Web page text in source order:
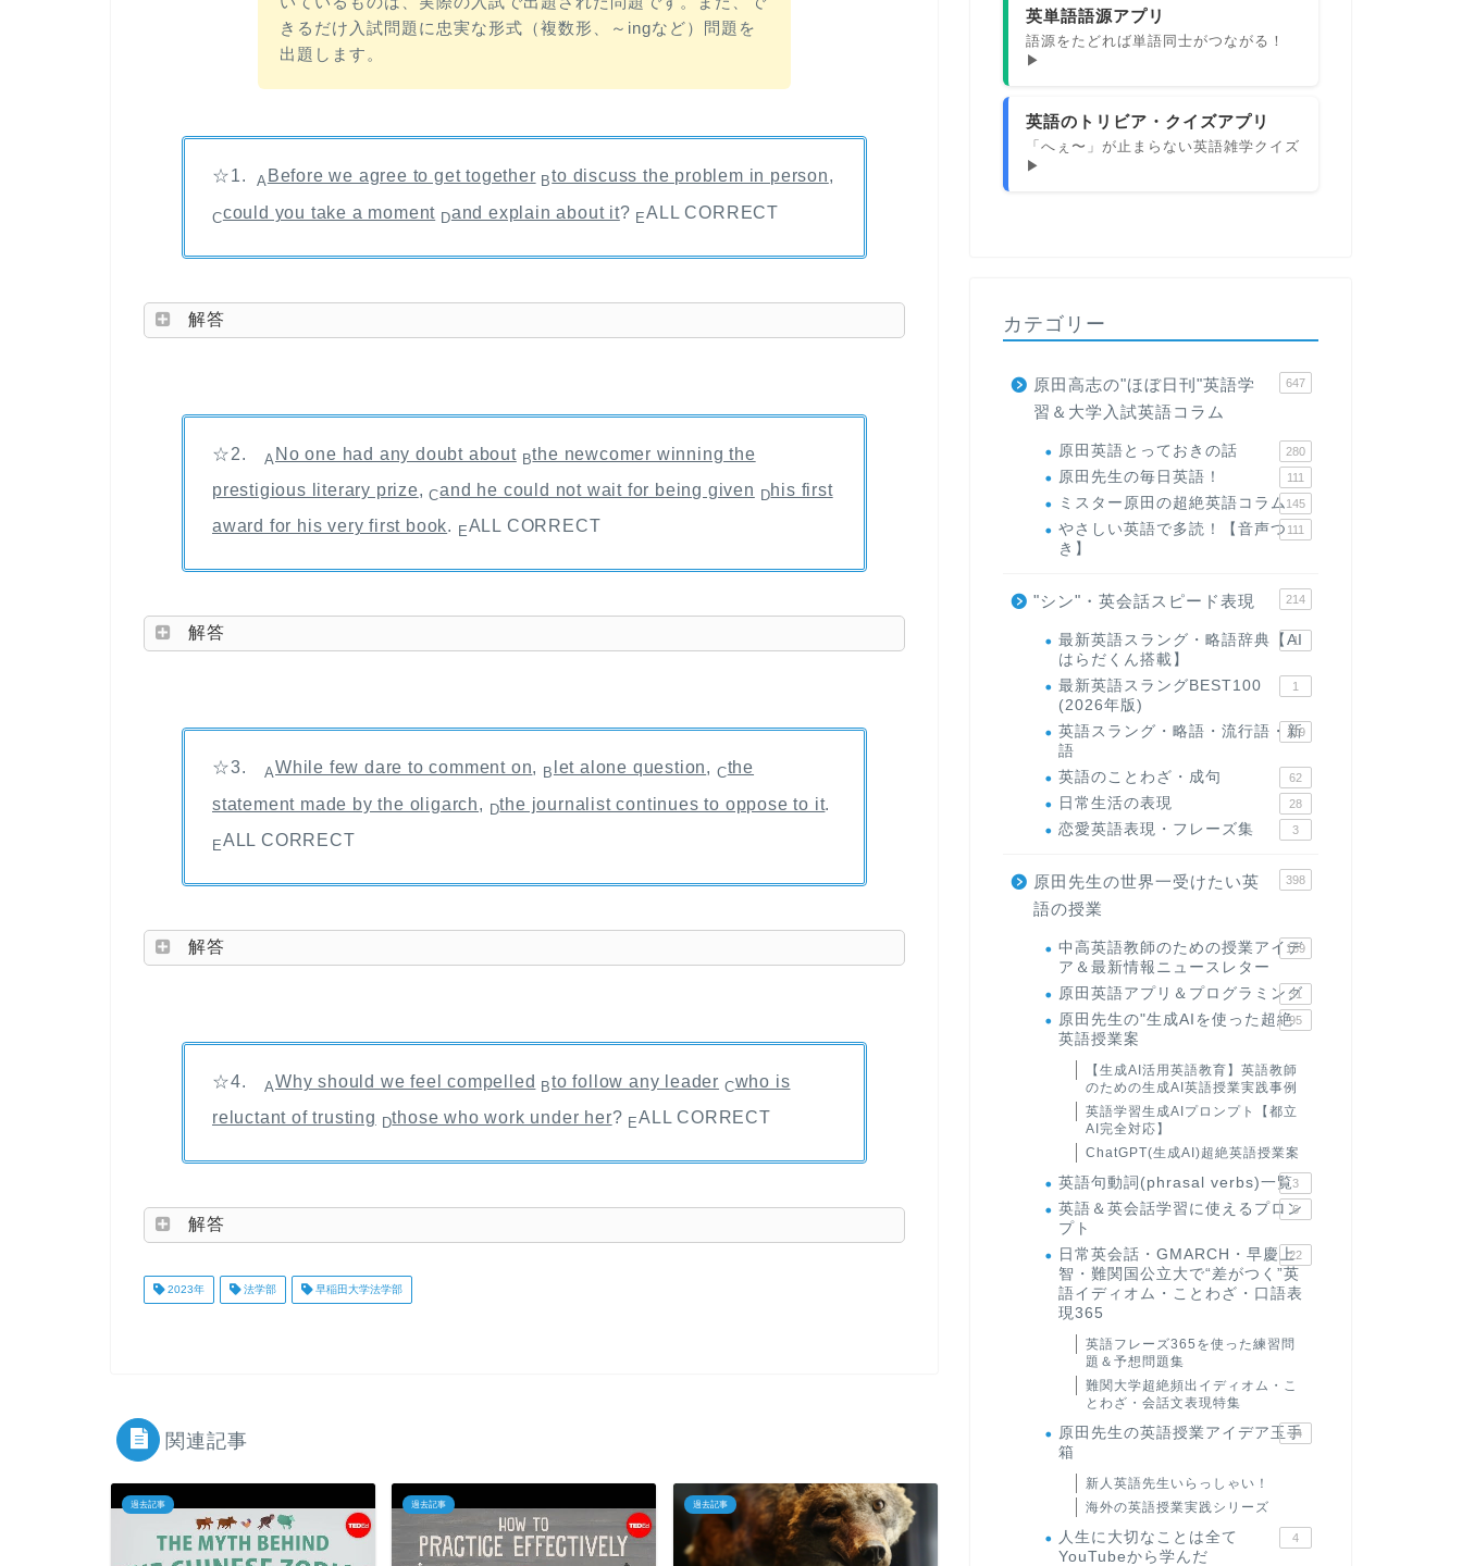
きるだけ入試問題に忠実な形式（複数形、～ingなど）問題を
出題します。
☆1. ABefore we agree to get together Bto discuss the problem in person,
Ccould you take a moment Dand explain about it? EALL CORRECT
解答
☆2. A No one had any doubt about Bthe newcomer winning the
prestigious literary prize,Cand he could not wait for being given Dhis first
award for his very first book. EALL CORRECT
解答
☆3. AWhile few dare to comment on, B let alone question, Cthe
statement made by the oligarch, Dthe journalist continues to oppose to it.
EALL CORRECT
解答
☆4. AWhy should we feel compelled Bto follow any leader Cwho is
reluctant of trusting Dthose who work under her? EALL CORRECT
解答
2023年 法学部 早稲田大学法学部
関連記事
過去記事 過去記事 過去記事
英単語語源アプリ
語源をたどれば単語同士がつながる！
▶
英語のトリビア・クイズアプリ
「へぇ〜」が止まらない英語雑学クイズ
▶
カテゴリー
原田高志の"ほぼ日刊"英語学
習＆大学入試英語コラム
647
原田英語とっておきの話 280
原田先生の毎日英語！ 111
ミスター原田の超絶英語コラム145
やさしい英語で多読！【音声つ
き】
111
"シン"・英会話スピード表現 214
最新英語スラング・略語辞典【AI
はらだくん搭載】
1
最新英語スラングBEST100
(2026年版)
1
英語スラング・略語・流行語・新
語
119
英語のことわざ・成句 62
日常生活の表現 28
恋愛英語表現・フレーズ集 3
原田先生の世界一受けたい英
語の授業
398
中高英語教師のための授業アイデ
ア＆最新情報ニュースレター
169
原田英語アプリ＆プログラミング
31
原田先生の"生成AIを使った超絶
英語授業案
95
【生成AI活用英語教育】英語教師
のための生成AI英語授業実践事例
英語学習生成AIプロンプト【都立
AI完全対応】
ChatGPT(生成AI)超絶英語授業案
英語句動詞(phrasal verbs)一覧3
英語＆英会話学習に使えるプロン
プト
6
日常英会話・GMARCH・早慶上
智・難関国公立大で“差がつく”英
語イディオム・ことわざ・口語表
現365
22
英語フレーズ365を使った練習問
題＆予想問題集
難関大学超絶頻出イディオム・こ
とわざ・会話文表現特集
原田先生の英語授業アイデア玉手
箱
24
新人英語先生いらっしゃい！
海外の英語授業実践シリーズ
人生に大切なことは全て
YouTubeから学んだ
4